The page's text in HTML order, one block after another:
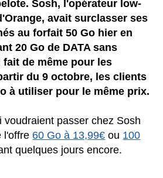
Sosh, l'opérateur low-
avait surclasser ses
au forfait 50 Go hier en
20 Go de DATA sans
de même pour les
du 9 octobre, les clients
à utiliser pour le même prix.
voudraient passer chez Sosh
l'offre 60 Go à 13,99€ ou 100
quelques jours encore.